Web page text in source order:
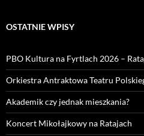
OSTATNIE WPISY
PBO Kultura na Fyrtlach 2026 –
Orkiestra Antraktowa Teatru
Akademik czy jednak mieszkania?
Koncert Mikołajkowy na Ratajach